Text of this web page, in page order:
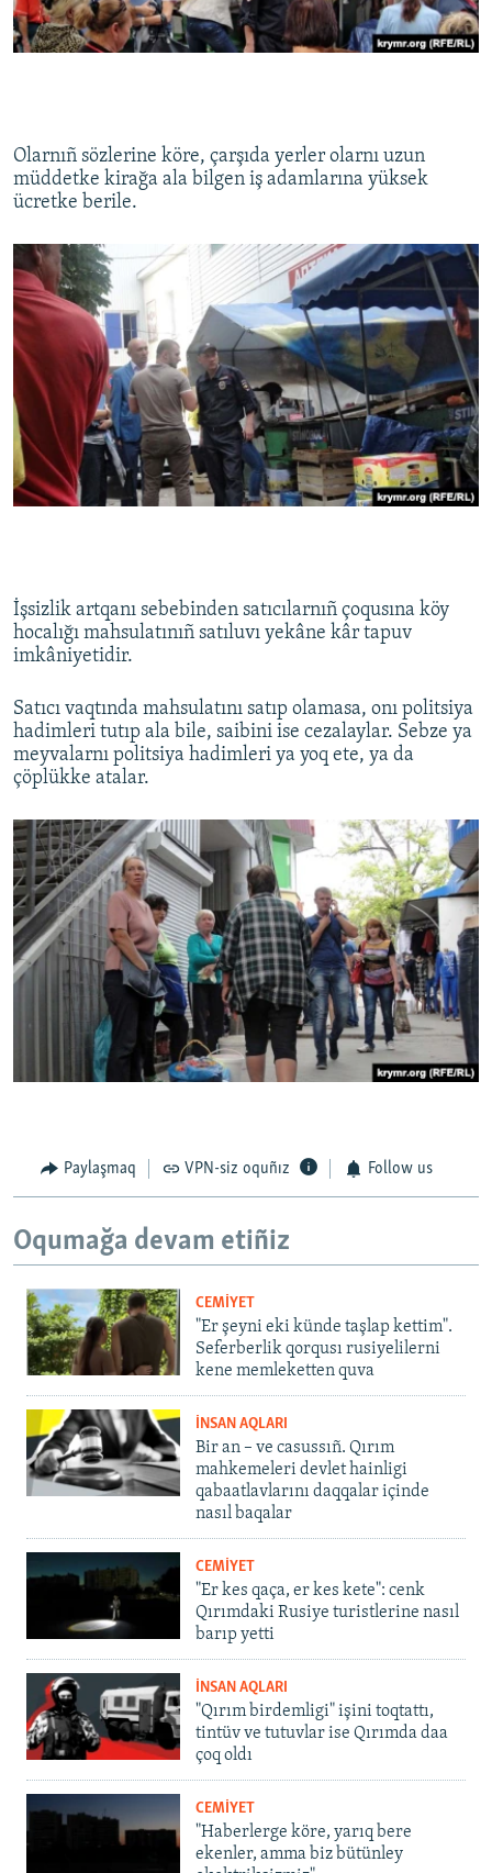
Olarnıñ sözlerine köre, çarşıda yerler olarnı uzun
müddetke kirağa ala bilgen iş adamlarına yüksek
ücretke berile.
İşsizlik artqanı sebebinden satıcılarnıñ çoqusına köy
hocalığı mahsulatınıñ satıluvı yekâne kâr tapuv
imkâniyetidir.​
​Satıcı vaqtında mahsulatını satıp olamasa, onı politsiya
hadimleri tutıp ala bile, saibini ise cezalaylar. Sebze ya
meyvalarnı politsiya hadimleri ya yoq ete, ya da
çöplükke atalar.
Paylaşmaq VPN-siz oquñız Follow us
Oqumağa devam etiñiz
CEMİYET
"Er şeyni eki künde taşlap kettim".
Seferberlik qorqusı rusiyelilerni
kene memleketten quva
İNSAN AQLARI
Bir an – ve casussıñ. Qırım
mahkemeleri devlet hainligi
qabaatlavlarını daqqalar içinde
nasıl baqalar
CEMİYET
"Er kes qaça, er kes kete": cenk
Qırımdaki Rusiye turistlerine nasıl
barıp yetti
İNSAN AQLARI
"Qırım birdemligi" işini toqtattı,
tintüv ve tutuvlar ise Qırımda daa
çoq oldı
CEMİYET
"Haberlerge köre, yarıq bere
ekenler, amma biz bütünley